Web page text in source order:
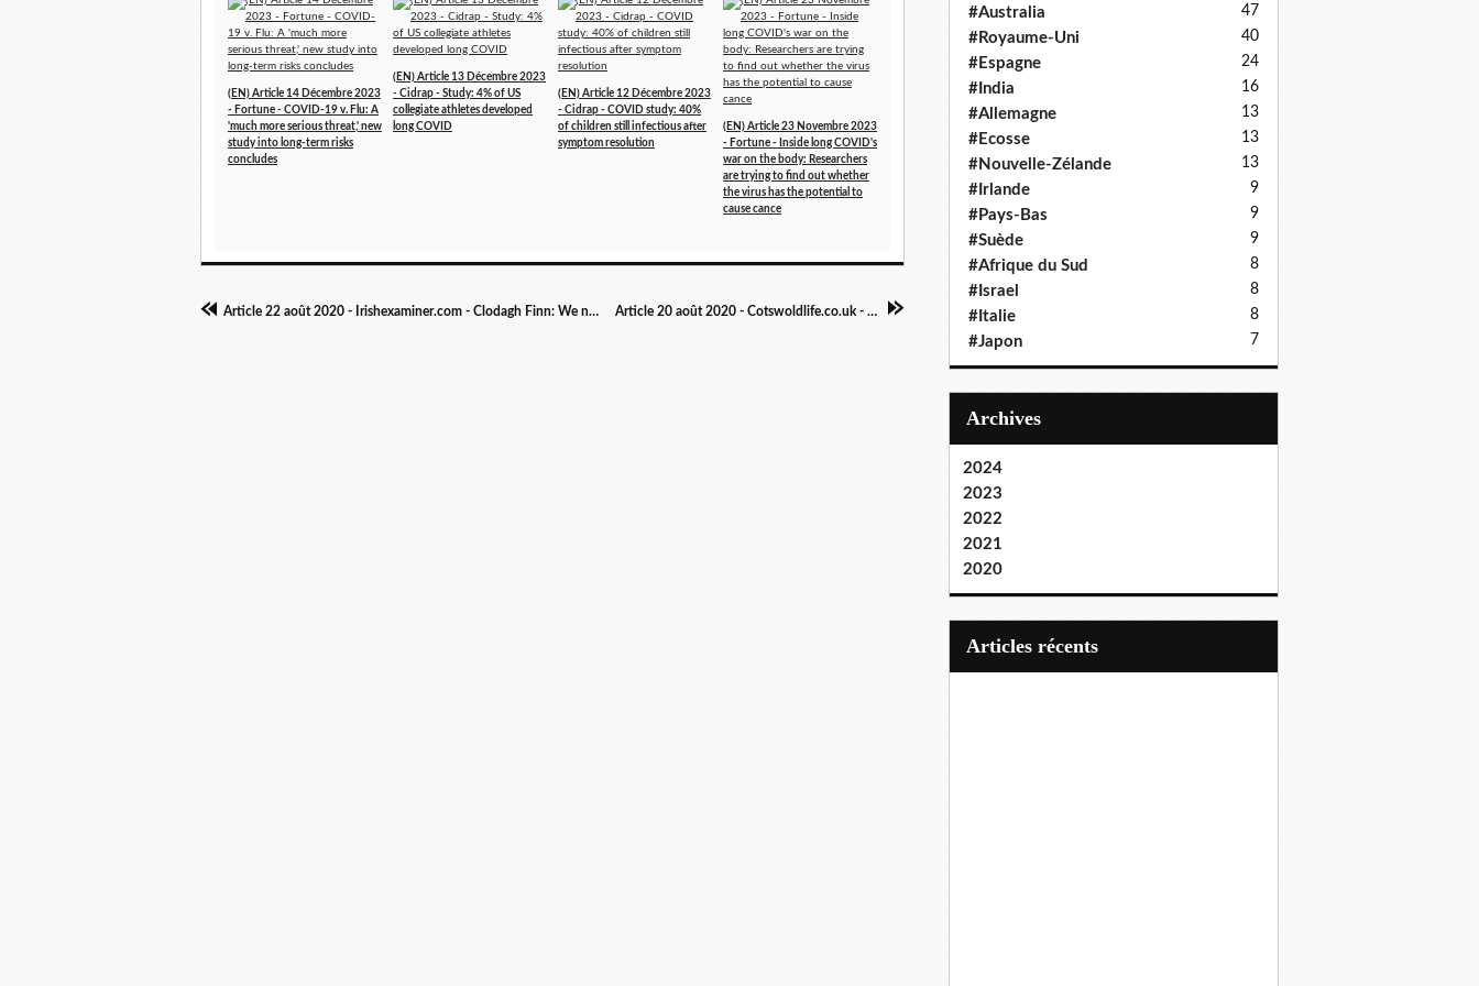
(EN) Article 14 Décembre 2023
- Fortune - COVID-19 v. Flu: A
'much more serious threat,' new
study into long-term risks
concludes
(EN) Article 13 Décembre 2023
- Cidrap - Study: 4% of US
collegiate athletes developed
long COVID
(EN) Article 12 Décembre 2023
- Cidrap - COVID study: 40%
of children still infectious after
symptom resolution
(EN) Article 23 Novembre 2023
- Fortune - Inside long COVID's
war on the body: Researchers
are trying to find out whether
the virus has the potential to
cause cance
Article 22 août 2020 - Irishexaminer.com - Clodagh Finn: We need to start talking about Covid’s long tail Article 20 août 2020 - Cotswoldlife.co.uk - Emma Samms: COVID and me
#Australia 47
#Royaume-Uni 40
#Espagne 24
#India 16
#Allemagne 13
#Ecosse 13
#Nouvelle-Zélande 13
#Irlande 9
#Pays-Bas 9
#Suède 9
#Afrique du Sud 8
#Israel 8
#Italie 8
#Japon 7
Archives
2024
2023
2022
2021
2020
articles récents